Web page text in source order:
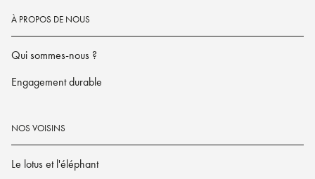
À PROPOS DE NOUS
Qui sommes-nous ?
Engagement durable
NOS VOISINS
Le lotus et l'éléphant